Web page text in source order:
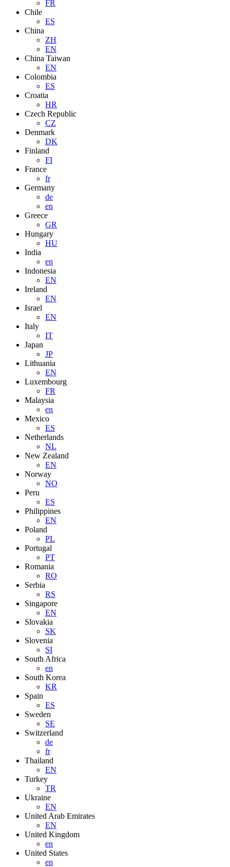
FR
Chile
ES
China
ZH
EN
China Taiwan
EN
Colombia
ES
Croatia
HR
Czech Republic
CZ
Denmark
DK
Finland
FI
France
fr
Germany
de
en
Greece
GR
Hungary
HU
India
en
Indonesia
EN
Ireland
EN
Israel
EN
Italy
IT
Japan
JP
Lithuania
EN
Luxembourg
FR
Malaysia
en
Mexico
ES
Netherlands
NL
New Zealand
EN
Norway
NO
Peru
ES
Philippines
EN
Poland
PL
Portugal
PT
Romania
RO
Serbia
RS
Singapore
EN
Slovakia
SK
Slovenia
SI
South Africa
en
South Korea
KR
Spain
ES
Sweden
SE
Switzerland
de
fr
Thailand
EN
Turkey
TR
Ukraine
EN
United Arab Emirates
EN
United Kingdom
en
United States
en